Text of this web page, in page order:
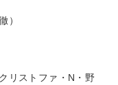
）
リストファ・N・野